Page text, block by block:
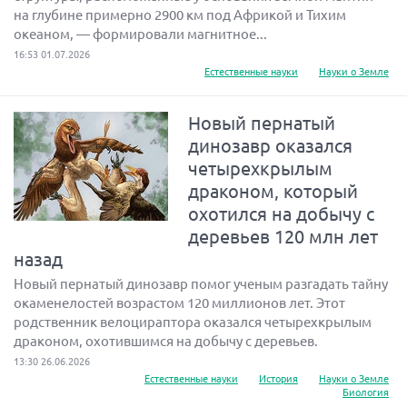
на глубине примерно 2900 км под Африкой и Тихим
океаном, — формировали магнитное...
16:53 01.07.2026
Естественные науки
Науки о Земле
Новый пернатый
динозавр оказался
четырехкрылым
драконом, который
охотился на добычу с
деревьев 120 млн лет
назад
Новый пернатый динозавр помог ученым разгадать тайну
окаменелостей возрастом 120 миллионов лет. Этот
родственник велоцираптора оказался четырехкрылым
драконом, охотившимся на добычу с деревьев.
13:30 26.06.2026
Естественные науки
История
Науки о Земле
Биология